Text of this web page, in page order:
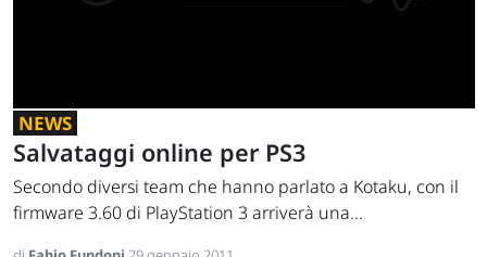
NEWS
Salvataggi online per PS3
Secondo diversi team che hanno parlato a Kotaku, con il
firmware 3.60 di PlayStation 3 arriverà una...